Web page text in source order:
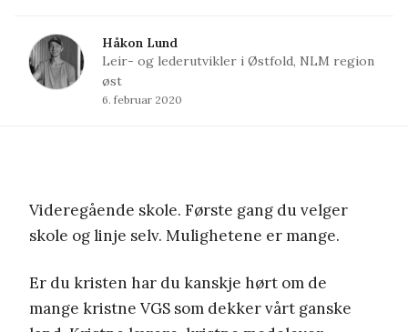
Håkon Lund
Leir- og lederutvikler i Østfold, NLM region
øst
6. februar 2020
Videregående skole. Første gang du velger
skole og linje selv. Mulighetene er mange.
Er du kristen har du kanskje hørt om de
mange kristne VGS som dekker vårt ganske